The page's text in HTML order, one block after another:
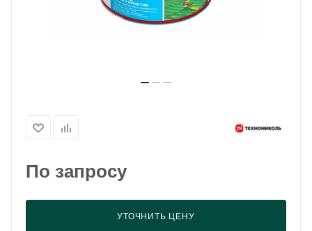
По запросу
УТОЧНИТЬ ЦЕНУ